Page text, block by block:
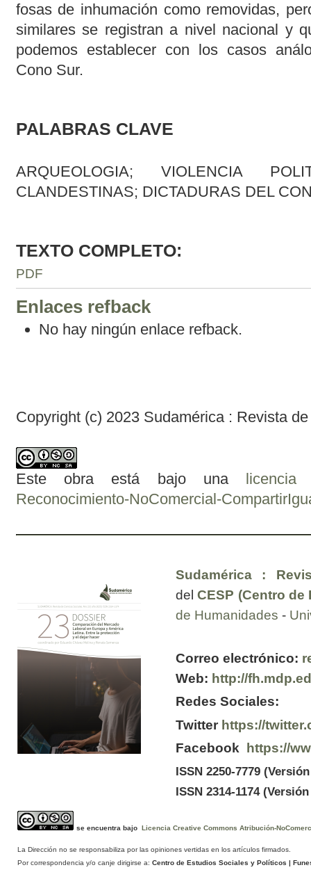
fosas de inhumación como removidas,
similares se registran a nivel nacional y
podemos establecer con los casos
Cono Sur.
PALABRAS CLAVE
ARQUEOLOGIA; VIOLENCIA
CLANDESTINAS; DICTADURAS DEL
TEXTO COMPLETO:
PDF
Enlaces refback
No hay ningún enlace refback.
Copyright (c) 2023 Sudamérica : Revista
Este obra está bajo una licencia
Reconocimiento-NoComercial-
Sudamérica :
delCESP (Centro
de Humanidades -
Correo electrónico:
Web: http://
Redes Sociales:
Twitterhttps://
Facebook
https://
ISSN 2250-7779
ISSN 2314-1174
se encuentra bajo Licencia Creative Commons Atribución-
La Dirección no se responsabiliza por las opiniones vertidas en los artículos firmados.
Por correspondencia y/o canje dirigirse a: Centro de Estudios Sociales y Políticos |